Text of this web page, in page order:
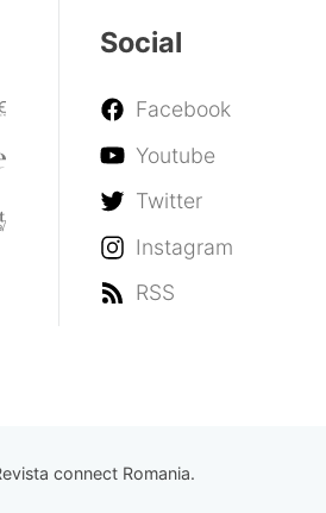
Social
Facebook
Youtube
Twitter
Instagram
RSS
connect Romania.